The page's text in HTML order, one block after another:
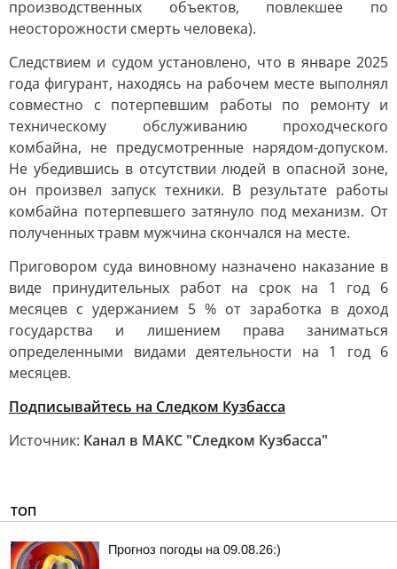
производственных объектов, повлекшее по
неосторожности смерть человека).
Следствием и судом установлено, что в январе 2025
года фигурант, находясь на рабочем месте выполнял
совместно с потерпевшим работы по ремонту и
техническому обслуживанию проходческого
комбайна, не предусмотренные нарядом-допуском.
Не убедившись в отсутствии людей в опасной зоне,
он произвел запуск техники. В результате работы
комбайна потерпевшего затянуло под механизм. От
полученных травм мужчина скончался на месте.
Приговором суда виновному назначено наказание в
виде принудительных работ на срок на 1 год 6
месяцев с удержанием 5 % от заработка в доход
государства и лишением права заниматься
определенными видами деятельности на 1 год 6
месяцев.
Подписывайтесь на Следком Кузбасса
Источник: Канал в МАКС "Следком Кузбасса"
ТОП
Прогноз погоды на 09.08.26:)